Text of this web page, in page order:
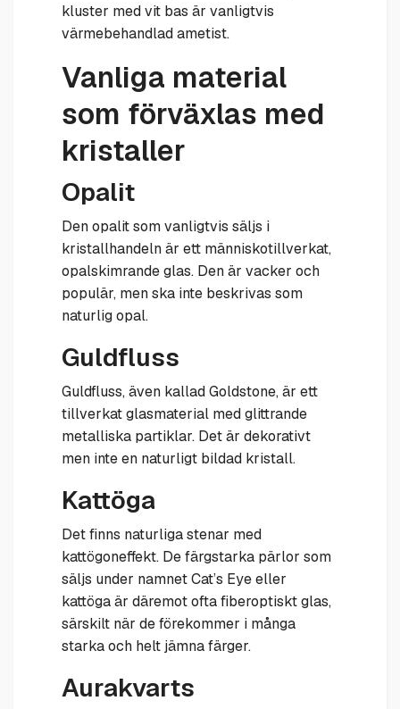
kluster med vit bas är vanligtvis
värmebehandlad ametist.
Vanliga material
som förväxlas med
kristaller
Opalit
Den opalit som vanligtvis säljs i
kristallhandeln är ett människotillverkat,
opalskimrande glas. Den är vacker och
populär, men ska inte beskrivas som
naturlig opal.
Guldfluss
Guldfluss, även kallad Goldstone, är ett
tillverkat glasmaterial med glittrande
metalliska partiklar. Det är dekorativt
men inte en naturligt bildad kristall.
Kattöga
Det finns naturliga stenar med
kattögoneffekt. De färgstarka pärlor som
säljs under namnet Cat’s Eye eller
kattöga är däremot ofta fiberoptiskt glas,
särskilt när de förekommer i många
starka och helt jämna färger.
Aurakvarts